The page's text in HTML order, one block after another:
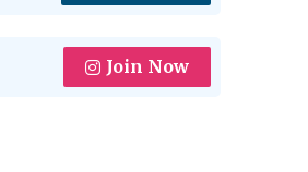
Join Now